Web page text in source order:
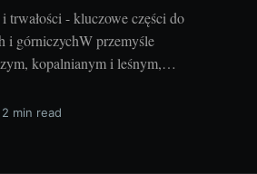
trwałości - kluczowe części do
i górniczychW przemyśle
kopalnianym i leśnym,
kluczowym czynnikiem. Bez
mogą nie działać
2 min read